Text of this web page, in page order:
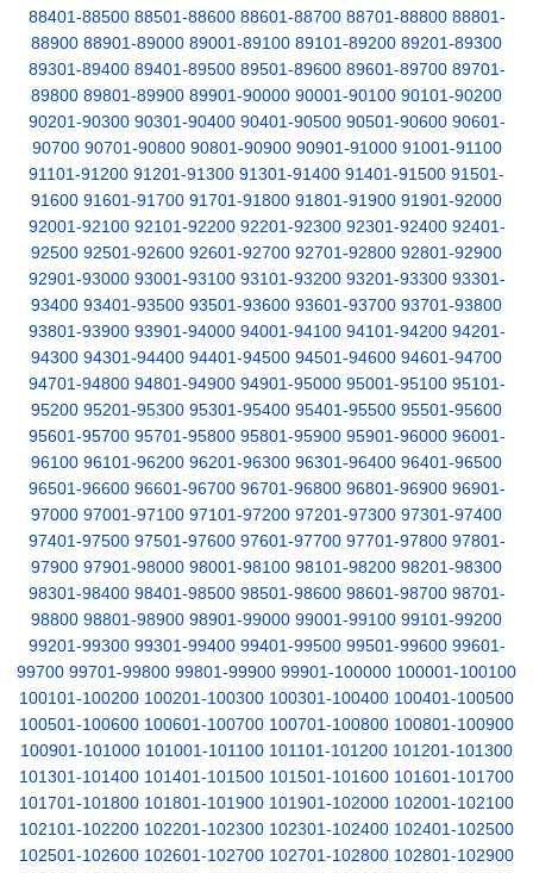
88401-88500 88501-88600 88601-88700 88701-88800 88801-
88900 88901-89000 89001-89100 89101-89200 89201-89300
89301-89400 89401-89500 89501-89600 89601-89700 89701-
89800 89801-89900 89901-90000 90001-90100 90101-90200
90201-90300 90301-90400 90401-90500 90501-90600 90601-
90700 90701-90800 90801-90900 90901-91000 91001-91100
91101-91200 91201-91300 91301-91400 91401-91500 91501-
91600 91601-91700 91701-91800 91801-91900 91901-92000
92001-92100 92101-92200 92201-92300 92301-92400 92401-
92500 92501-92600 92601-92700 92701-92800 92801-92900
92901-93000 93001-93100 93101-93200 93201-93300 93301-
93400 93401-93500 93501-93600 93601-93700 93701-93800
93801-93900 93901-94000 94001-94100 94101-94200 94201-
94300 94301-94400 94401-94500 94501-94600 94601-94700
94701-94800 94801-94900 94901-95000 95001-95100 95101-
95200 95201-95300 95301-95400 95401-95500 95501-95600
95601-95700 95701-95800 95801-95900 95901-96000 96001-
96100 96101-96200 96201-96300 96301-96400 96401-96500
96501-96600 96601-96700 96701-96800 96801-96900 96901-
97000 97001-97100 97101-97200 97201-97300 97301-97400
97401-97500 97501-97600 97601-97700 97701-97800 97801-
97900 97901-98000 98001-98100 98101-98200 98201-98300
98301-98400 98401-98500 98501-98600 98601-98700 98701-
98800 98801-98900 98901-99000 99001-99100 99101-99200
99201-99300 99301-99400 99401-99500 99501-99600 99601-
99700 99701-99800 99801-99900 99901-100000 100001-100100
100101-100200 100201-100300 100301-100400 100401-100500
100501-100600 100601-100700 100701-100800 100801-100900
100901-101000 101001-101100 101101-101200 101201-101300
101301-101400 101401-101500 101501-101600 101601-101700
101701-101800 101801-101900 101901-102000 102001-102100
102101-102200 102201-102300 102301-102400 102401-102500
102501-102600 102601-102700 102701-102800 102801-102900